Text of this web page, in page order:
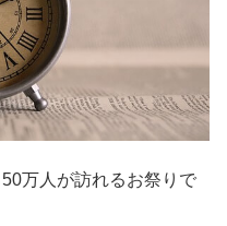
万人が訪れるお祭りで